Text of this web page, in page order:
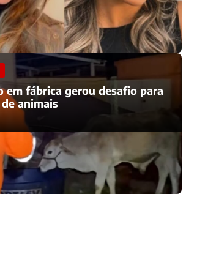
em fábrica gerou desafio para
animais